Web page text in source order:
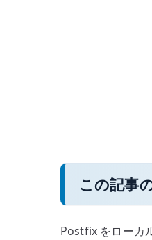
この記事
Postfix をローカ